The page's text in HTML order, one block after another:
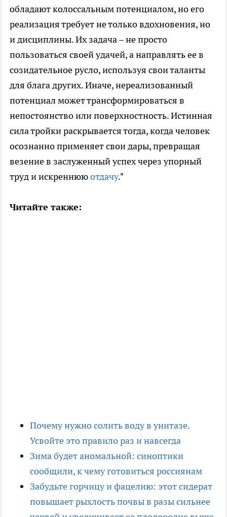
обладают колоссальным потенциалом, но его
реализация требует не только вдохновения, но
и дисциплины. Их задача – не просто
пользоваться своей удачей, а направлять ее в
созидательное русло, используя свои таланты
для блага других. Иначе, нереализованный
потенциал может трансформироваться в
непостоянство или поверхностность. Истинная
сила тройки раскрывается тогда, когда человек
осознанно применяет свои дары, превращая
везение в заслуженный успех через упорный
труд и искреннююотдачу."
Читайте также:
Почему нужно солить воду в унитазе.
Усвойте это правило раз и навсегда
Зима будет аномальной: синоптики
сообщили, к чему готовиться россиянам
Забудьте горчицу и фацелию: этот сидерат
повышает рыхлость почвы в разы сильнее